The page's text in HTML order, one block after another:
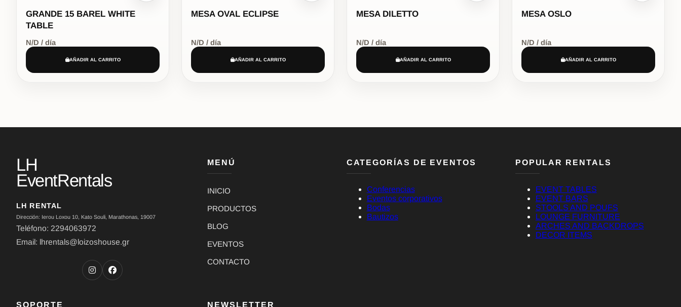
GRANDE 15 BAREL WHITE
TABLE
N/D / día
AÑADIR AL CARRITO
MESA OVAL ECLIPSE
N/D / día
AÑADIR AL CARRITO
MESA DILETTO
N/D / día
AÑADIR AL CARRITO
MESA OSLO
N/D / día
AÑADIR AL CARRITO
LH
EventRentals
LH RENTAL
Dirección: Ierou Loxou 10, Kato Souli, Marathonas, 19007
Teléfono: 2294063972
Email: lhrentals@loizoshouse.gr
MENÚ
INICIO
PRODUCTOS
BLOG
EVENTOS
CONTACTO
CATEGORÍAS DE EVENTOS
Conferencias
Eventos corporativos
Bodas
Bautizos
POPULAR RENTALS
EVENT TABLES
EVENT BARS
STOOLS AND POUFS
LOUNGE FURNITURE
ARCHES AND BACKDROPS
DECOR ITEMS
SOPORTE NEWSLETTER